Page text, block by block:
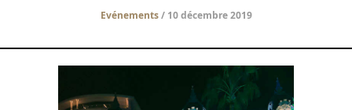
Evénements/ 10 décembre 2019